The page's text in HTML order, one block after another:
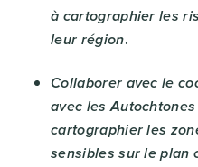
à cartographier les
leur région.
Collaborer avec le
avec les
cartographier les
sensibles sur le plan